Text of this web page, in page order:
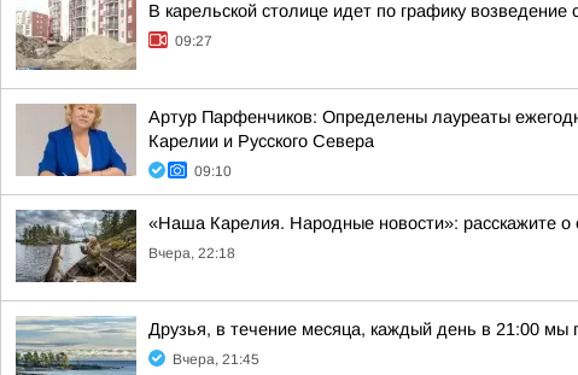
В карельской столице идет по графику
09:27
Артур Парфенчиков: Определены лауреаты
Карелии и Русского Севера
09:10
«Наша Карелия. Народные новости»: расскажите о
Вчера, 22:18
Друзья, в течение месяца, каждый день в 21:00
Вчера, 21:45